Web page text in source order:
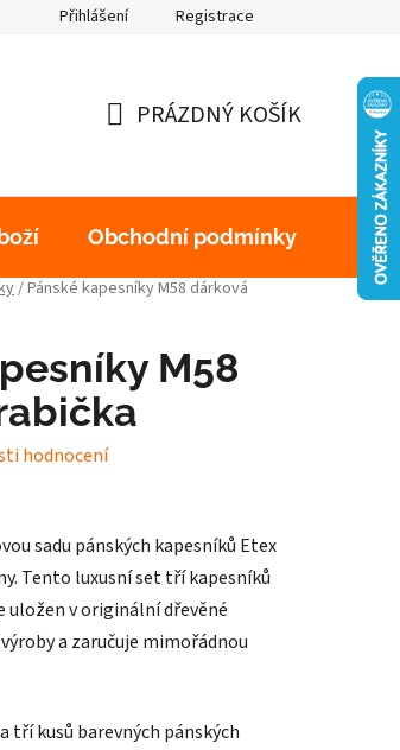
Přihlášení Registrace
KOŠÍK
PRÁZDNÝ KOŠÍK
Obchodní podmínky
/Pánské kapesníky M58 dárková
M58
hodnocení
sadu pánských kapesníků Etex
Tento luxusní set tří kapesníků
uložen v originální dřevěné
a zaručuje mimořádnou
tří kusů barevných pánských